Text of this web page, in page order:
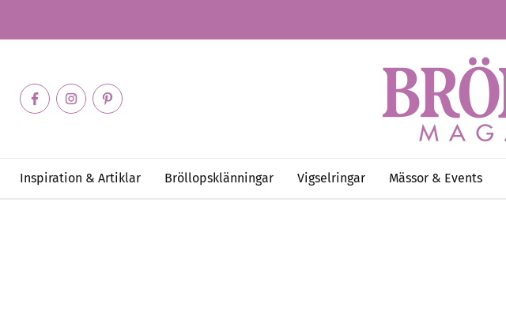
Inspiration & Artiklar Bröllopsklänningar Vigselringar Mässor & Events